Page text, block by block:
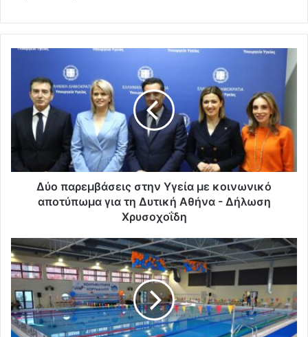
Δύο παρεμβάσεις στην Υγεία με κοινωνικό
αποτύπωμα για τη Δυτική Αθήνα - Δήλωση
Χρυσοχοΐδη